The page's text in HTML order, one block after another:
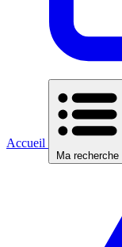
Accueil
Ma recherche